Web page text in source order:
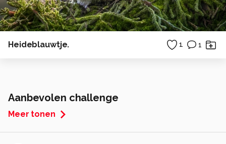
Heideblauwtje. 1 1
Aanbevolen challenge
Meer tonen